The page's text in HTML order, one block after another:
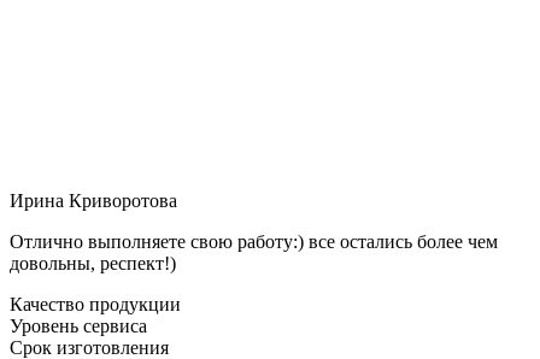
Ирина Криворотова
Отлично выполняете свою работу:) все остались более чем
довольны, респект!)
Качество продукции
Уровень сервиса
Срок изготовления